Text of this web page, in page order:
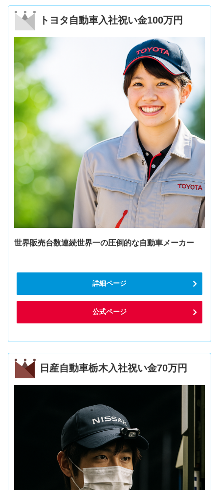
トヨタ自動車入社祝い金100万円
世界販売台数連続世界一の圧倒的な自動車メーカー
詳細ページ
公式ページ
日産自動車栃木入社祝い金70万円